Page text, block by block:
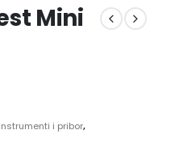
Mini
i pribor,